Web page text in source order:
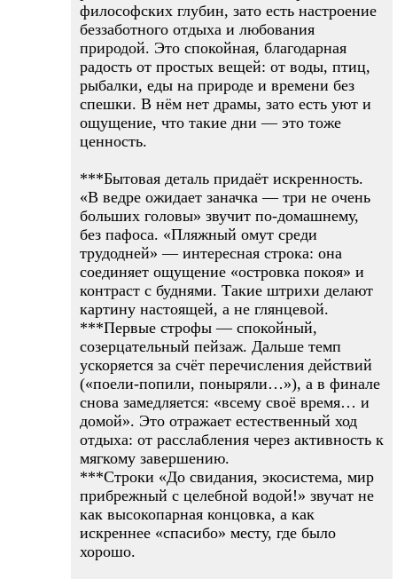
философских глубин, зато есть настроение
беззаботного отдыха и любования
природой. Это спокойная, благодарная
радость от простых вещей: от воды, птиц,
рыбалки, еды на природе и времени без
спешки. В нём нет драмы, зато есть уют и
ощущение, что такие дни — это тоже
ценность.
***Бытовая деталь придаёт искренность.
«В ведре ожидает заначка — три не очень
больших головы» звучит по‑домашнему,
без пафоса. «Пляжный омут среди
трудодней» — интересная строка: она
соединяет ощущение «островка покоя» и
контраст с буднями. Такие штрихи делают
картину настоящей, а не глянцевой.
***Первые строфы — спокойный,
созерцательный пейзаж. Дальше темп
ускоряется за счёт перечисления действий
(«поели‑попили, поныряли…»), а в финале
снова замедляется: «всему своё время… и
домой». Это отражает естественный ход
отдыха: от расслабления через активность к
мягкому завершению.
***Строки «До свидания, экосистема, мир
прибрежный с целебной водой!» звучат не
как высокопарная концовка, а как
искреннее «спасибо» месту, где было
хорошо.